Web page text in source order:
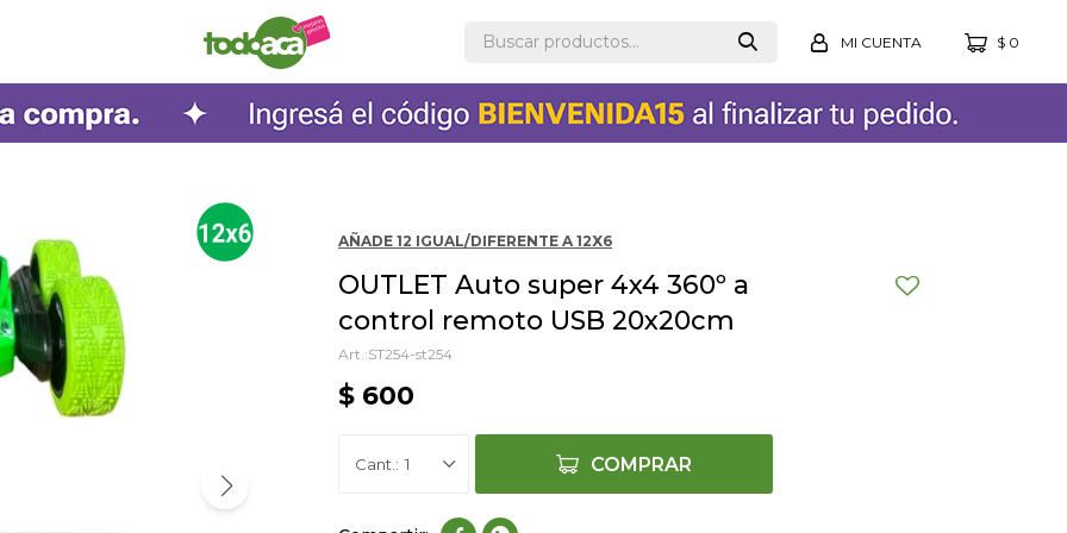
$ 0
AÑADE 12 IGUAL/DIFERENTE A 12X6
OUTLET Auto super 4x4 360º a
control remoto USB 20x20cm
ST254-st254
$ 600
1 COMPRAR